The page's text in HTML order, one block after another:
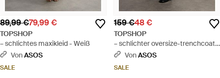
89,99 €79,99 €
TOPSHOP
– schlichtes maxikleid - Weiß
VonASOS
SALE
159 €48 €
TOPSHOP
– schlichter oversize-trenchcoat -
WeißVonASOS
SALE